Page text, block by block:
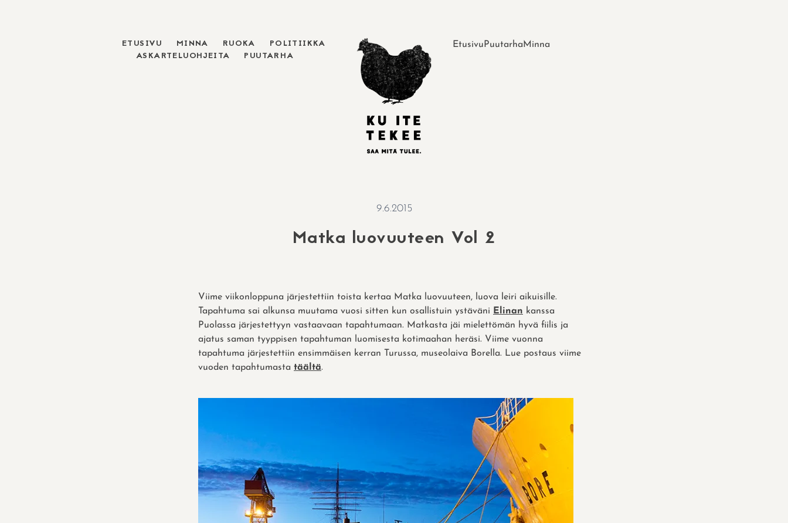
ETUSIVU MINNA RUOKA
POLITIIKKA
ASKARTELUOHJEITA
PUUTARHA
Etusivu Puutarha Minna
9.6.2015
Matka luovuuteen Vol 2
Viime viikonloppuna järjestettiin toista kertaa Matka luovuuteen, luova leiri aikuisille.
Tapahtuma sai alkunsa muutama vuosi sitten kun osallistuin ystäväni Elinan kanssa
Puolassa järjestettyyn vastaavaan tapahtumaan. Matkasta jäi mielettömän hyvä fiilis ja
ajatus saman tyyppisen tapahtuman luomisesta kotimaahan heräsi. Viime vuonna
tapahtuma järjestettiin ensimmäisen kerran Turussa, museolaiva Borella. Lue postaus viime
vuoden tapahtumasta täältä.